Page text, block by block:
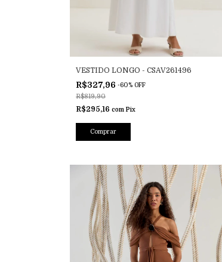
VESTIDO LONGO - CSAV261496
R$327,96 -60% OFF
R$819,90
R$295,16 com Pix
Comprar